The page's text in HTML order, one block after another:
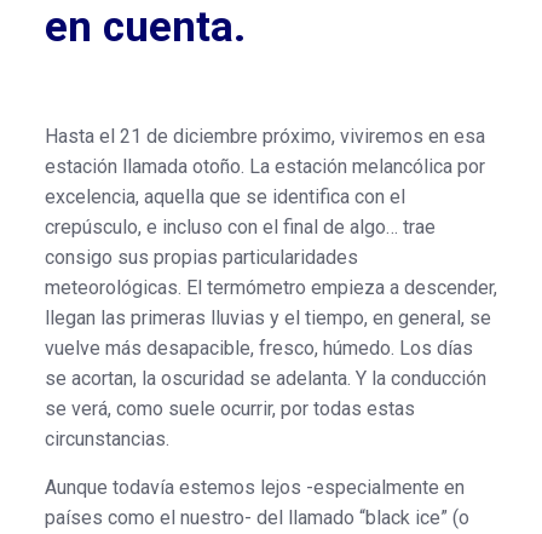
en cuenta.
Hasta el 21 de diciembre próximo, viviremos en esa
estación llamada otoño. La estación melancólica por
excelencia, aquella que se identifica con el
crepúsculo, e incluso con el final de algo… trae
consigo sus propias particularidades
meteorológicas. El termómetro empieza a descender,
llegan las primeras lluvias y el tiempo, en general, se
vuelve más desapacible, fresco, húmedo. Los días
se acortan, la oscuridad se adelanta. Y la conducción
se verá, como suele ocurrir, por todas estas
circunstancias.
Aunque todavía estemos lejos -especialmente en
países como el nuestro- del llamado “black ice” (o